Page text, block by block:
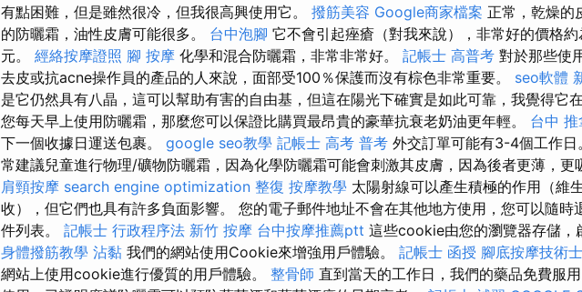
有點困難，但是雖然很冷，但我很高興使用它。 撥筋美容 Google商家檔案 正常，乾燥的
的防曬霜，油性皮膚可能很多。 台中泡腳 它不會引起痤瘡（對我來說），非常好的價格
元。 經絡按摩證照 腳 按摩 化學和混合防曬霜，非常非常好。 記帳士 高普考 對於那些使
去皮或抗acne操作員的產品的人來說，面部受100％保護而沒有棕色非常重要。 seo軟體
是它仍然具有八晶，這可以幫助有害的自由基，但這在陽光下確實是如此可靠，我覺得它
您每天早上使用防曬霜，那麼您可以保證比購買最昂貴的豪華抗衰老奶油更年輕。 台中 推
下一個收據日運送包裹。 google seo教學 記帳士 高考 普考 外交訂單可能有3-4個工作日
常建議兒童進行物理/礦物防曬霜，因為化學防曬霜可能會刺激其皮膚，因為後者更薄，更
肩頸按摩 search engine optimization 整復 按摩教學 太陽射線可以產生積極的作用（維
收），但它們也具有許多負面影響。 您的電子郵件地址不會在其他地方使用，您可以隨時
件列表。 記帳士 行政程序法 新竹 按摩 台中按摩推薦ptt 這些cookie由您的瀏覽器存儲，
身體撥筋教學 沾黏 我們的網站使用Cookie來增強用戶體驗。 記帳士 函授 腳底按摩技術
網站上使用cookie進行優質的用戶體驗。 整骨師 直到當天的工作日，我們的藥品免費服